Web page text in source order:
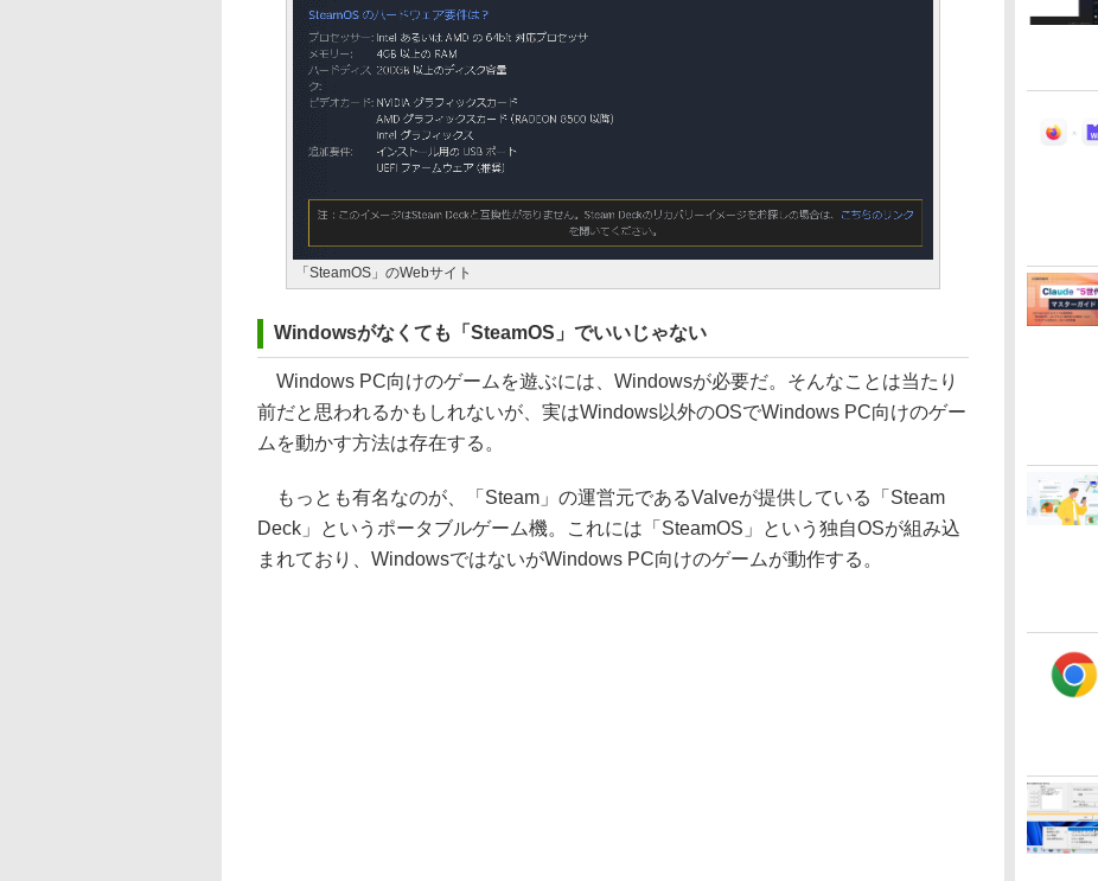
「SteamOS」のWebサイト
Windowsがなくても「SteamOS」でいいじゃない
Windows PC向けのゲームを遊ぶには、Windowsが必要だ。そんなことは当たり
前だと思われるかもしれないが、実はWindows以外のOSでWindows PC向けのゲー
ムを動かす方法は存在する。
もっとも有名なのが、「Steam」の運営元であるValveが提供している「Steam
Deck」というポータブルゲーム機。これには「SteamOS」という独自OSが組み込
まれており、WindowsではないがWindows PC向けのゲームが動作する。